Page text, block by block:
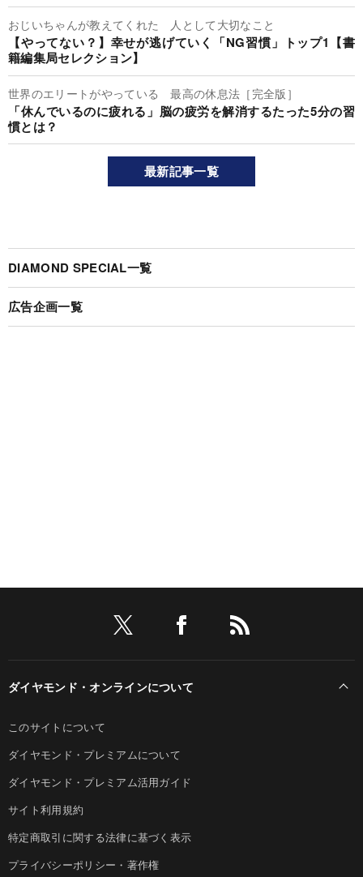
おじいちゃんが教えてくれた 人として大切なこと
【やってない？】幸せが逃げていく「NG習慣」トップ1【書
籍編集局セレクション】
世界のエリートがやっている 最高の休息法［完全版］
「休んでいるのに疲れる」脳の疲労を解消するたった5分の習
慣とは？
最新記事一覧
DIAMOND SPECIAL一覧
広告企画一覧
ダイヤモンド・オンラインについて
このサイトについて
ダイヤモンド・プレミアムについて
ダイヤモンド・プレミアム活用ガイド
サイト利用規約
特定商取引に関する法律に基づく表示
プライバシーポリシー・著作権